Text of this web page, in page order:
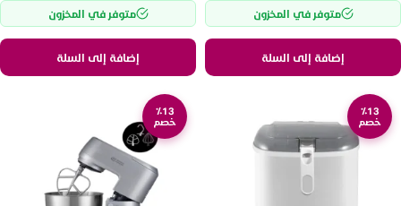
متوفر في المخزون
إضافة إلى السلة
متوفر في المخزون
إضافة إلى السلة
٪13
خصم
٪13
خصم